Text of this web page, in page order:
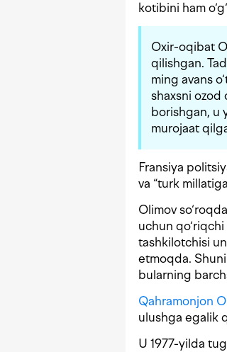
kotibini ham
Oxir-oqibat
qilishgan.
ming avans
shaxsni ozod
borishgan, u
murojaat
Fransiya
va “turk
Olimov
uchun
tashkilotchisi
etmoqda.
bularning
Qahramonjon
ulushga egalik
U 1977-yilda